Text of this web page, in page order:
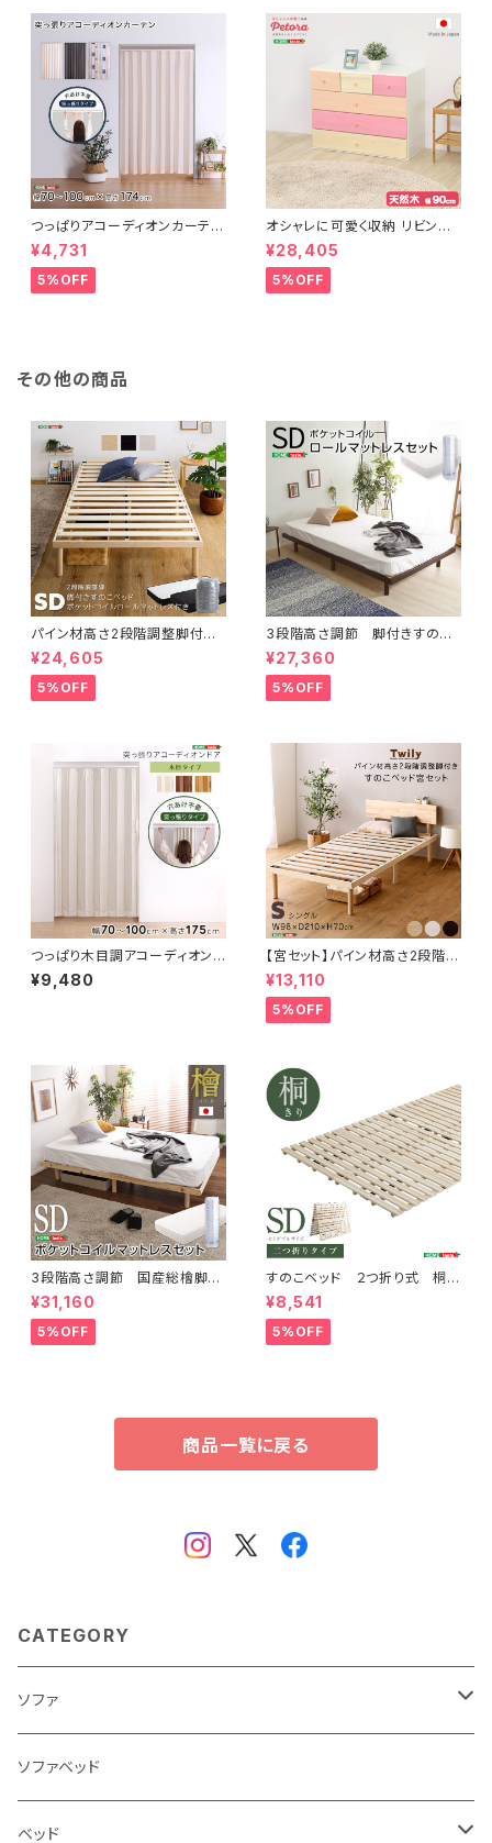
つっぱりアコーディオンカーテ
ン 100×174cm SH-16-TA
DC
¥4,731
5%OFF
オシャレに可愛く収納 リビング
用ローチェスト 4段 幅90cm
天然木（桐）日本製｜petora-
ペトラ- SH-08-PTR90
¥28,405
5%OFF
その他の商品
パイン材高さ2段階調整脚付き
すのこベッド ポケットコイルマッ
トレスセット(セミダブル) ASP-
SRM-SD
¥24,605
5%OFF
3段階高さ調節 脚付きすのこ
ベッド(セミダブル) 【Lilitta-リリ
ッタ-】(ポケットコイルロールマッ
トレス付き) セミダブル
¥27,360
5%OFF
つっぱり木目調アコーディオンド
ア 100×175cm SH-16-TA
D
¥9,480
【宮セット】パイン材高さ2段階調
整脚付きすのこベッド(シングル)
ASP-HP-02S
¥13,110
5%OFF
3段階高さ調節 国産総檜脚付
きすのこベッド 【Pierna-ピエル
ナ-】(ポケットコイルロールマッ
トレス付き) セミダブル
¥31,160
5%OFF
すのこベッド ２つ折り式 桐仕
様(セミダブル)【Coh-ソーン-】
KIR-2-SD
¥8,541
5%OFF
商品一覧に戻る
CATEGORY
ソファ
3人掛け
2.5人掛け
ソファベッド
ベッド